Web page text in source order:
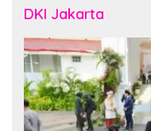
DKI Jakarta